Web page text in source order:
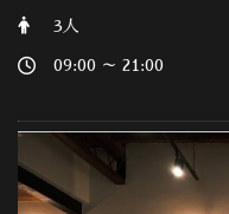
3人
09:00 ～ 21:00